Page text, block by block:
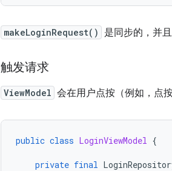
makeLoginRequest() 是同步的，并
触发请求
ViewModel 会在用户点按（例如，点
public class LoginViewModel {
private final